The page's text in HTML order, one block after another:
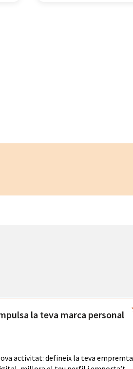
la teva marca personal
activitat: defineix la teva empremta